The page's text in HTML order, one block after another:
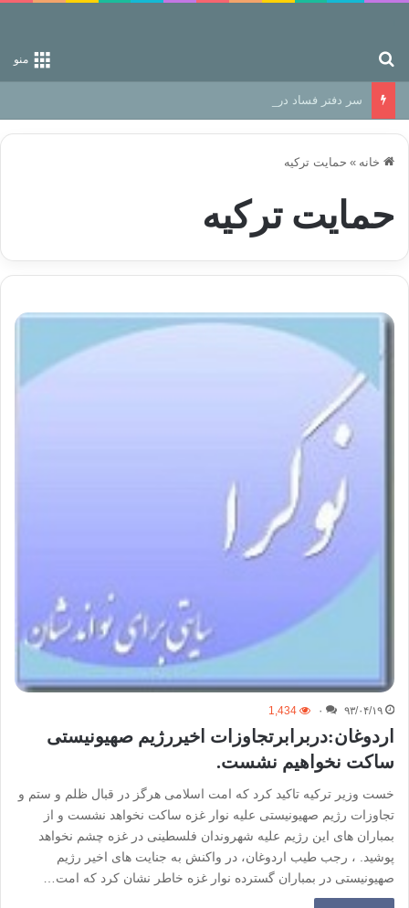
منو
سر دفتر فساد در زمین‌، دوری وکناره‌گیری از راه خداست‌!
خانه » حمایت ترکیە
حمایت ترکیە
۹۳/۰۴/۱۹ ۰ 1,434
اردوغان:دربرابرتجاوزات اخیررژیم صهیونیستی
ساکت نخواھیم نشست.
خست وزیر ترکیه تاکید کرد که امت اسلامی هرگز در قبال ظلم و ستم و
تجاوزات رژیم صهیونیستی علیه نوار غزه ساکت نخواهد نشست و از
بمباران های این رژیم علیه شهروندان فلسطینی در غزه چشم نخواهد
پوشید. ، رجب طیب اردوغان، در واکنش به جنایت های اخیر رژیم
صهیونیستی در بمباران گسترده نوار غزه خاطر نشان کرد که امت…